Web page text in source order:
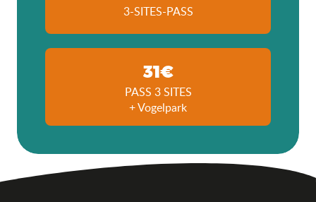
3-SITES-PASS
31€
PASS 3 SITES
+ Vogelpark